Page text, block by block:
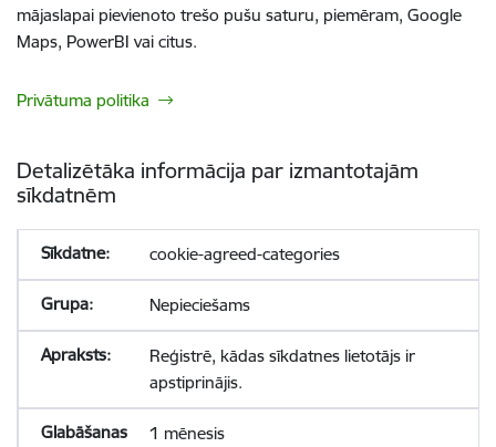
mājaslapai pievienoto trešo pušu saturu, piemēram, Google
Maps, PowerBI vai citus.
Privātuma politika
Detalizētāka informācija par izmantotajām
sīkdatnēm
cookie-agreed-categories
Nepieciešams
Reģistrē, kādas sīkdatnes lietotājs ir
apstiprinājis.
1 mēnesis